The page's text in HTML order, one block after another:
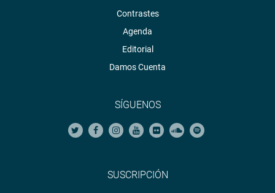
Contrastes
Agenda
Editorial
Damos Cuenta
SÍGUENOS
SUSCRIPCIÓN